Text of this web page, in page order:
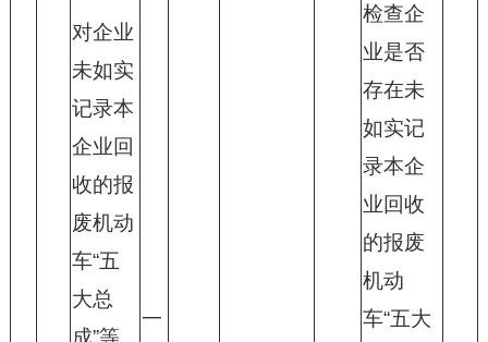
对企业
未如实
记录本
企业回
收的报
废机动
车“五
大总
成”等
一
检查企
业是否
存在未
如实记
录本企
业回收
的报废
机动
车“五大